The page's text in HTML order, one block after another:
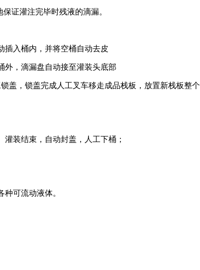
证灌注完毕时残液的滴漏。
入桶内，并将空桶自动去皮
，滴漏盘自动接至灌装头底部
，锁盖完成人工叉车移走成品栈板，放置新栈板整个
装结束，自动封盖，人工下桶；
可流动液体。